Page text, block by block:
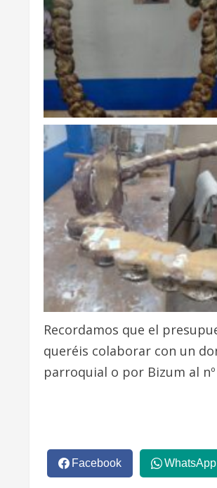
Recordamos que el
queréis colaborar con un
parroquial o por Bizum al
Facebook WhatsApp